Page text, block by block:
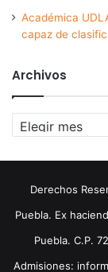
Académica
capaz de
Archivos
Archivos
Derechos
Puebla. Ex
Puebla. C.P.
Admisiones: